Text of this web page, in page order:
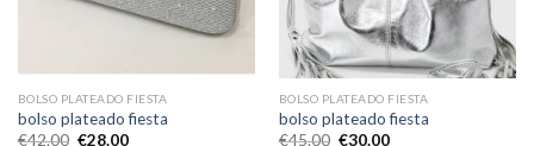
BOLSO PLATEADO FIESTA
bolso plateado fiesta
€42.00 €28.00
BOLSO PLATEADO FIESTA
bolso plateado fiesta
€45.00 €30.00